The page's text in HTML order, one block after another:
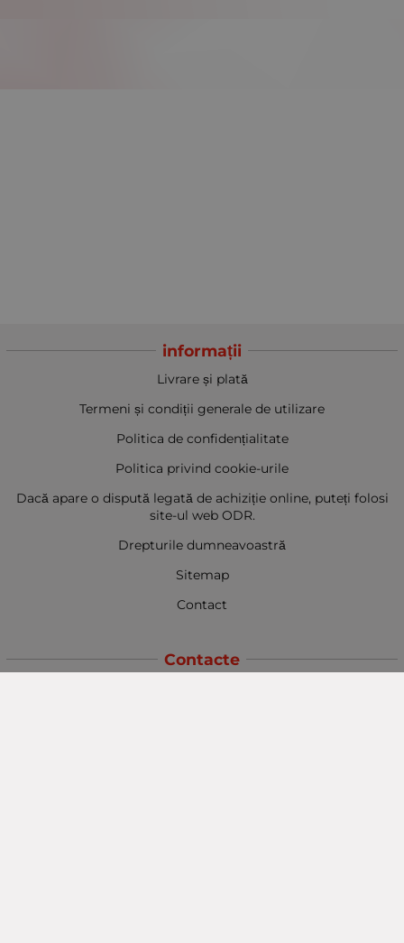
informații
Livrare și plată
Termeni și condiții generale de utilizare
Politica de confidențialitate
Politica privind cookie-urile
Dacă apare o dispută legată de achiziție online, puteți folosi
site-ul web ODR.
Drepturile dumneavoastră
Sitemap
Contact
Contacte